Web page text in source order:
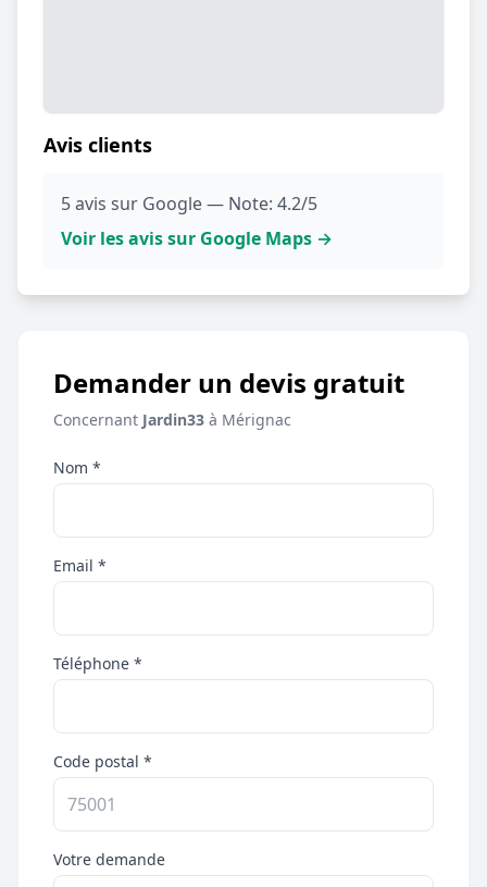
Avis clients
5 avis sur Google — Note: 4.2/5
Voir les avis sur Google Maps →
Demander un devis gratuit
Concernant Jardin33 à Mérignac
Nom *
Email *
Téléphone *
Code postal *
Votre demande